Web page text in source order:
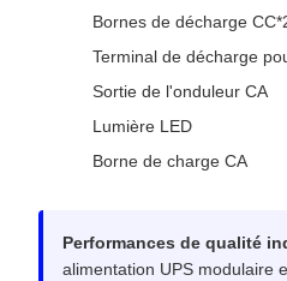
Bornes de décharge
Terminal de décharge
Sortie de l'onduleur CA
Lumière LED
Borne de charge CA
Performances de qualité
alimentation UPS modulaire